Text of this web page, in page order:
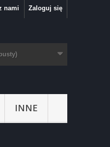
Zaloguj się
nami
INNE